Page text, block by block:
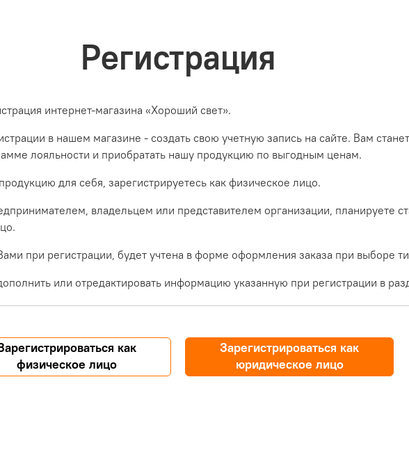
Регистрация
интернет-магазина «Хороший свет».
в нашем магазине - создать свою учетную запись на сайте. Вам
лояльности и приобратать нашу продукцию по выгодным ценам.
для себя, зарегистрируетесь как физическое лицо.
владельцем или представителем организации, планируете
при регистрации, будет учтена в форме оформления заказа при выборе
или отредактировать информацию указанную при регистрации в
как
физическое лицо
Зарегистрироваться как
юридическое лицо